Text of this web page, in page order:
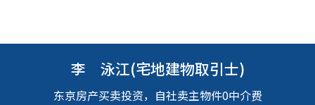
李 泳江(宅地建物取引士)
东京房产买卖投资，自社卖主物件0中介费